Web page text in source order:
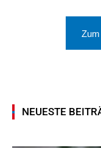
NEUESTE